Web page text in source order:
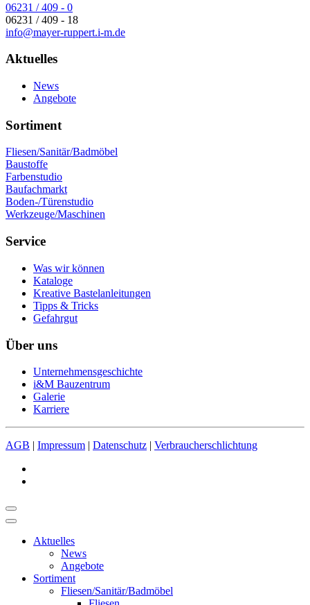
06231 / 409 - 0
06231 / 409 - 18
info@mayer-ruppert.i-m.de
Aktuelles
News
Angebote
Sortiment
Fliesen/Sanitär/Badmöbel
Baustoffe
Farbenstudio
Baufachmarkt
Boden-/Türenstudio
Werkzeuge/Maschinen
Service
Was wir können
Kataloge
Kreative Bastelanleitungen
Tipps & Tricks
Gefahrgut
Über uns
Unternehmensgeschichte
i&M Bauzentrum
Galerie
Karriere
AGB | Impressum | Datenschutz | Verbraucherschlichtung
Aktuelles
News
Angebote
Sortiment
Fliesen/Sanitär/Badmöbel